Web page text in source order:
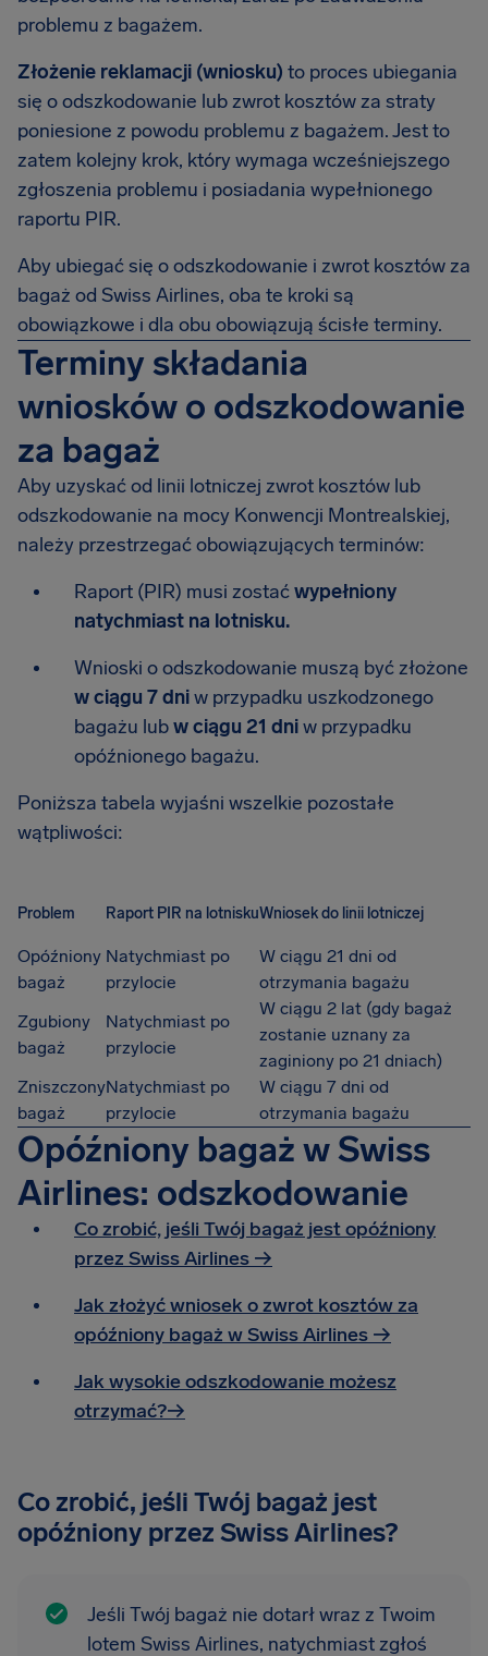
problemu z bagażem.
Złożenie reklamacji (wniosku) to proces ubiegania
się o odszkodowanie lub zwrot kosztów za straty
poniesione z powodu problemu z bagażem. Jest to
zatem kolejny krok, który wymaga wcześniejszego
zgłoszenia problemu i posiadania wypełnionego
raportu PIR.
Aby ubiegać się o odszkodowanie i zwrot kosztów za
bagaż od Swiss Airlines, oba te kroki są
obowiązkowe i dla obu obowiązują ścisłe terminy.
Terminy składania
wniosków o odszkodowanie
za bagaż
Aby uzyskać od linii lotniczej zwrot kosztów lub
odszkodowanie na mocy Konwencji Montrealskiej,
należy przestrzegać obowiązujących terminów:
Raport (PIR) musi zostaćwypełniony
natychmiast na lotnisku.
Wnioski o odszkodowanie muszą być złożone
w ciągu 7 dniw przypadku uszkodzonego
bagażu lubw ciągu 21 dniw przypadku
opóźnionego bagażu.
Poniższa tabela wyjaśni wszelkie pozostałe
wątpliwości:
Problem Raport PIR na lotniskuWniosek do linii lotniczej
Opóźniony
bagaż
Natychmiast po
przylocie
W ciągu 21 dni od
otrzymania bagażu
Zgubiony
bagaż
Natychmiast po
przylocie
W ciągu 2 lat (gdy bagaż
zostanie uznany za
zaginiony po 21 dniach)
Zniszczony
bagaż
Natychmiast po
przylocie
W ciągu 7 dni od
otrzymania bagażu
Opóźniony bagaż w Swiss
Airlines: odszkodowanie
Co zrobić, jeśli Twój bagaż jest opóźniony
przez Swiss Airlines →
Jak złożyć wniosek o zwrot kosztów za
opóźniony bagaż w Swiss Airlines →
Jak wysokie odszkodowanie możesz
otrzymać?→
Co zrobić, jeśli Twój bagaż jest
opóźniony przez Swiss Airlines?
Jeśli Twój bagaż nie dotarł wraz z Twoim
lotem Swiss Airlines, natychmiast zgłoś